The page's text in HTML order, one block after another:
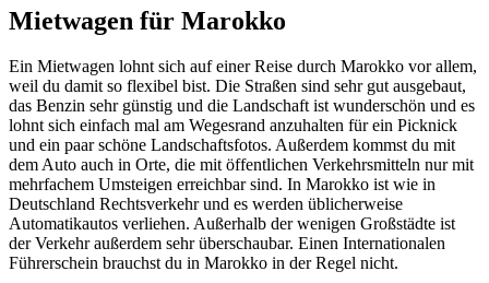
Mietwagen für Marokko
Ein Mietwagen lohnt sich auf einer Reise durch Marokko vor allem,
weil du damit so flexibel bist. Die Straßen sind sehr gut ausgebaut,
das Benzin sehr günstig und die Landschaft ist wunderschön und es
lohnt sich einfach mal am Wegesrand anzuhalten für ein Picknick
und ein paar schöne Landschaftsfotos. Außerdem kommst du mit
dem Auto auch in Orte, die mit öffentlichen Verkehrsmitteln nur mit
mehrfachem Umsteigen erreichbar sind. In Marokko ist wie in
Deutschland Rechtsverkehr und es werden üblicherweise
Automatikautos verliehen. Außerhalb der wenigen Großstädte ist
der Verkehr außerdem sehr überschaubar. Einen Internationalen
Führerschein brauchst du in Marokko in der Regel nicht.